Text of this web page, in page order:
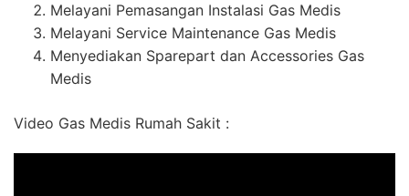
Melayani Pemasangan Instalasi Gas Medis
Melayani Service Maintenance Gas Medis
Menyediakan Sparepart dan Accessories Gas
Medis
Video Gas Medis Rumah Sakit :